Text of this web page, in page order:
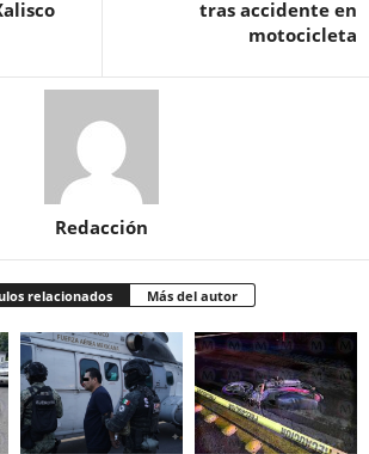
tras accidente en
motocicleta
Redacción
relacionados Más del autor